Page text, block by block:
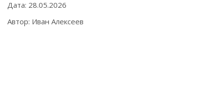
Дата: 28.05.2026
Автор: Иван Алексеев